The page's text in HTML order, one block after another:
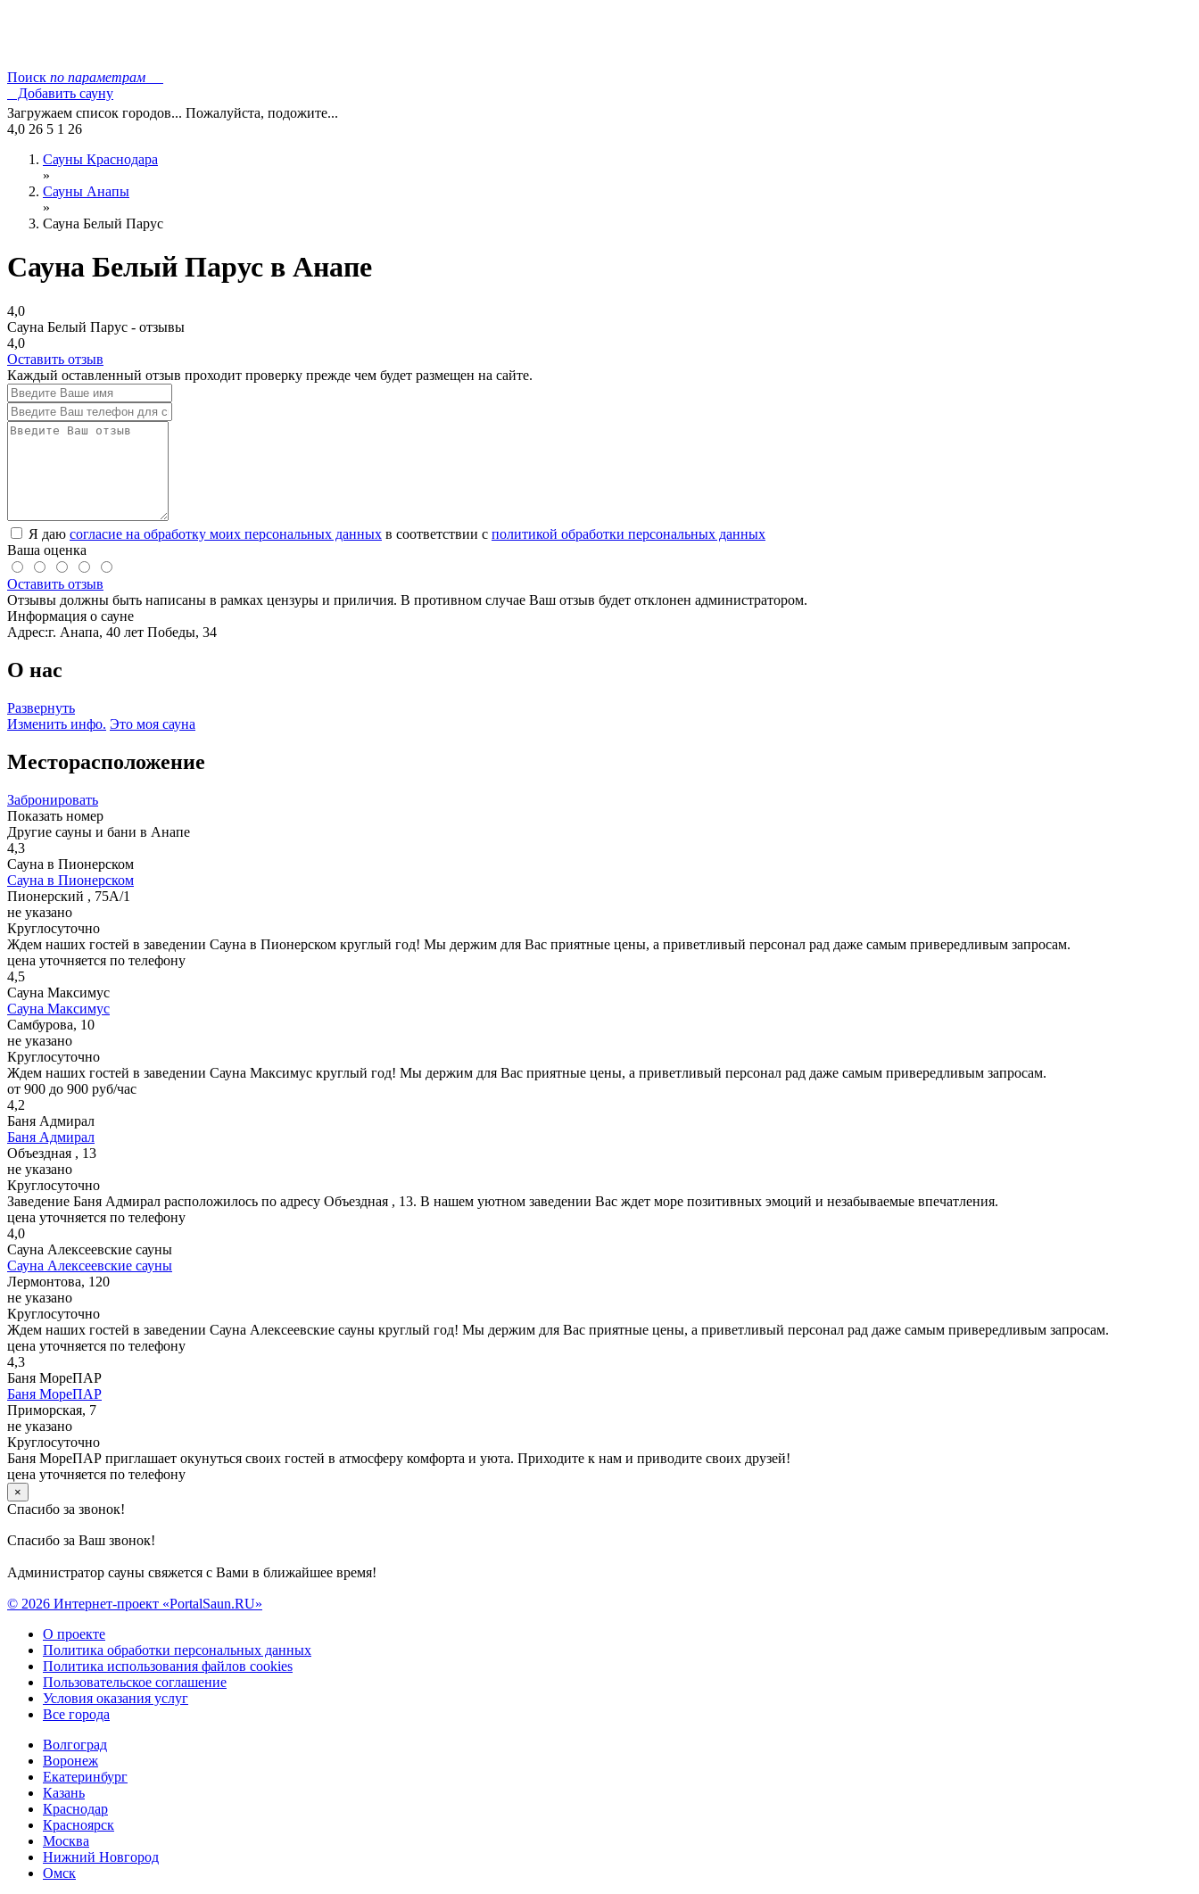
Поиск по параметрам
Добавить сауну
Загружаем список городов... Пожалуйста, подожите...
4,0 26 5 1 26
Сауны Краснодара
»
Сауны Анапы
»
Сауна Белый Парус
Сауна Белый Парус в Анапе
4,0
Сауна Белый Парус - отзывы
4,0
Оставить отзыв
Каждый оставленный отзыв проходит проверку прежде чем будет размещен на сайте.
Я даю согласие на обработку моих персональных данных в соответствии с политикой обработки персональных данных
Ваша оценка
Оставить отзыв
Отзывы должны быть написаны в рамках цензуры и приличия. В противном случае Ваш отзыв будет отклонен администратором.
Информация о сауне
Адрес:г. Анапа, 40 лет Победы, 34
О нас
Развернуть
Изменить инфо. Это моя сауна
Месторасположение
Забронировать
Показать номер
Другие сауны и бани в Анапе
4,3
Сауна в Пионерском
Сауна в Пионерском
Пионерский , 75А/1
не указано
Круглосуточно
Ждем наших гостей в заведении Сауна в Пионерском круглый год! Мы держим для Вас приятные цены, а приветливый персонал рад даже самым привередливым запросам.
цена уточняется по телефону
4,5
Сауна Максимус
Сауна Максимус
Самбурова, 10
не указано
Круглосуточно
Ждем наших гостей в заведении Сауна Максимус круглый год! Мы держим для Вас приятные цены, а приветливый персонал рад даже самым привередливым запросам.
от 900 до 900 руб/час
4,2
Баня Адмирал
Баня Адмирал
Объездная , 13
не указано
Круглосуточно
Заведение Баня Адмирал расположилось по адресу Объездная , 13. В нашем уютном заведении Вас ждет море позитивных эмоций и незабываемые впечатления.
цена уточняется по телефону
4,0
Сауна Алексеевские сауны
Сауна Алексеевские сауны
Лермонтова, 120
не указано
Круглосуточно
Ждем наших гостей в заведении Сауна Алексеевские сауны круглый год! Мы держим для Вас приятные цены, а приветливый персонал рад даже самым привередливым запросам.
цена уточняется по телефону
4,3
Баня МореПАР
Баня МореПАР
Приморская, 7
не указано
Круглосуточно
Баня МореПАР приглашает окунуться своих гостей в атмосферу комфорта и уюта. Приходите к нам и приводите своих друзей!
цена уточняется по телефону
×
Спасибо за звонок!
Спасибо за Ваш звонок!
Администратор сауны свяжется с Вами в ближайшее время!
© 2026 Интернет-проект «PortalSaun.RU»
О проекте
Политика обработки персональных данных
Политика использования файлов cookies
Пользовательское соглашение
Условия оказания услуг
Все города
Волгоград
Воронеж
Екатеринбург
Казань
Краснодар
Красноярск
Москва
Нижний Новгород
Омск